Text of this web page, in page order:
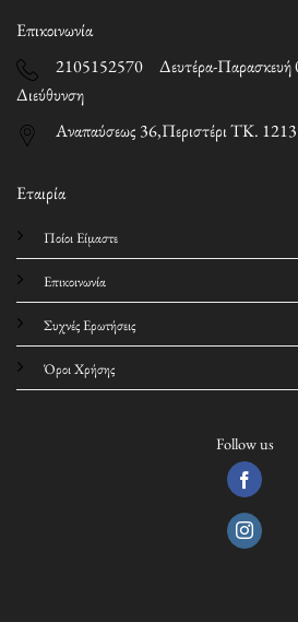
Εταιρία
Ποίοι Είμαστε
Επικοινωνία
Συχνές Ερωτήσεις
Όροι Χρήσης
Follow us
Επικοινωνία
2105152570 Δευτέρα-Παρασκευή
Διεύθυνση
Αναπαύσεως 36,Περιστέρι ΤΚ.